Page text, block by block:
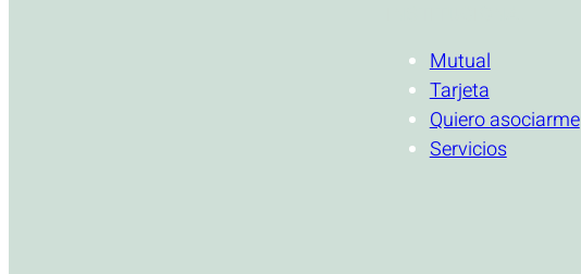
Mutual
Tarjeta
Quiero asociarme
Servicios